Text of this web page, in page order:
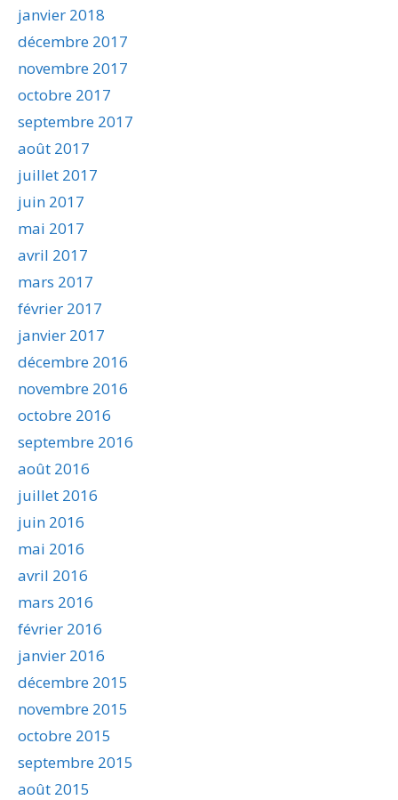
janvier 2018
décembre 2017
novembre 2017
octobre 2017
septembre 2017
août 2017
juillet 2017
juin 2017
mai 2017
avril 2017
mars 2017
février 2017
janvier 2017
décembre 2016
novembre 2016
octobre 2016
septembre 2016
août 2016
juillet 2016
juin 2016
mai 2016
avril 2016
mars 2016
février 2016
janvier 2016
décembre 2015
novembre 2015
octobre 2015
septembre 2015
août 2015